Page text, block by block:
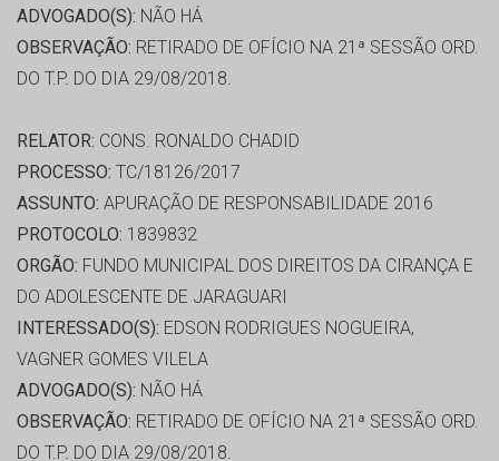
ADVOGADO(S): NÃO HÁ
OBSERVAÇÃO: RETIRADO DE OFÍCIO NA 21ª SESSÃO ORD.
DO T.P. DO DIA 29/08/2018.
RELATOR: CONS. RONALDO CHADID
PROCESSO: TC/18126/2017
ASSUNTO: APURAÇÃO DE RESPONSABILIDADE 2016
PROTOCOLO: 1839832
ORGÃO: FUNDO MUNICIPAL DOS DIREITOS DA CIRANÇA E
DO ADOLESCENTE DE JARAGUARI
INTERESSADO(S): EDSON RODRIGUES NOGUEIRA,
VAGNER GOMES VILELA
ADVOGADO(S): NÃO HÁ
OBSERVAÇÃO: RETIRADO DE OFÍCIO NA 21ª SESSÃO ORD.
DO T.P. DO DIA 29/08/2018.